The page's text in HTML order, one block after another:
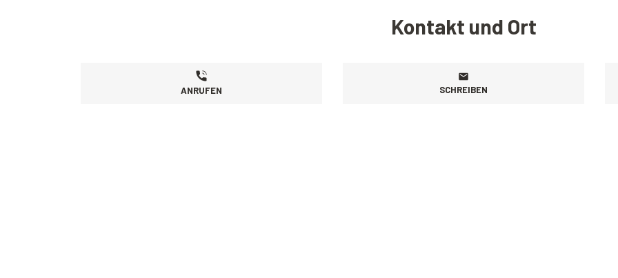
Kontakt und Ort
ANRUFEN SCHREIBEN